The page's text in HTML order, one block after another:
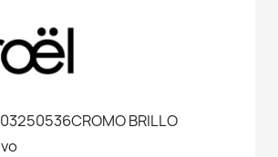
03250536CROMO BRILLO